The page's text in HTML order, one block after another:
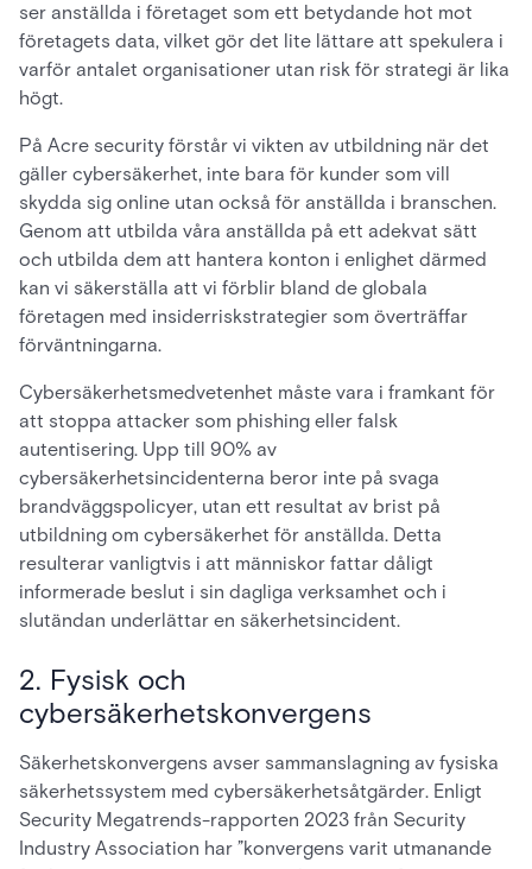
ser anställda i företaget som ett betydande hot mot
företagets data, vilket gör det lite lättare att spekulera i
varför antalet organisationer utan risk för strategi är lika
högt.
På Acre security förstår vi vikten av utbildning när det
gäller cybersäkerhet, inte bara för kunder som vill
skydda sig online utan också för anställda i branschen.
Genom att utbilda våra anställda på ett adekvat sätt
och utbilda dem att hantera konton i enlighet därmed
kan vi säkerställa att vi förblir bland de globala
företagen med insiderriskstrategier som överträffar
förväntningarna.
Cybersäkerhetsmedvetenhet måste vara i framkant för
att stoppa attacker som phishing eller falsk
autentisering. Upp till 90% av
cybersäkerhetsincidenterna beror inte på svaga
brandväggspolicyer, utan ett resultat av brist på
utbildning om cybersäkerhet för anställda. Detta
resulterar vanligtvis i att människor fattar dåligt
informerade beslut i sin dagliga verksamhet och i
slutändan underlättar en säkerhetsincident.
2. Fysisk och
cybersäkerhetskonvergens
Säkerhetskonvergens avser sammanslagning av fysiska
säkerhetssystem med cybersäkerhetsåtgärder. Enligt
Security Megatrends-rapporten 2023 från Security
Industry Association har ”konvergens varit utmanande